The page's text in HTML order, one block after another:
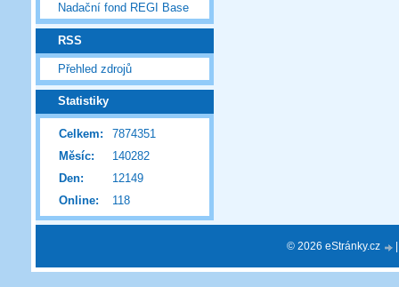
Nadační fond REGI Base
RSS
Přehled zdrojů
Statistiky
Online: 118
Celkem:
7874351
Měsíc:
140282
Den:
12149
© 2026 eStránky.cz